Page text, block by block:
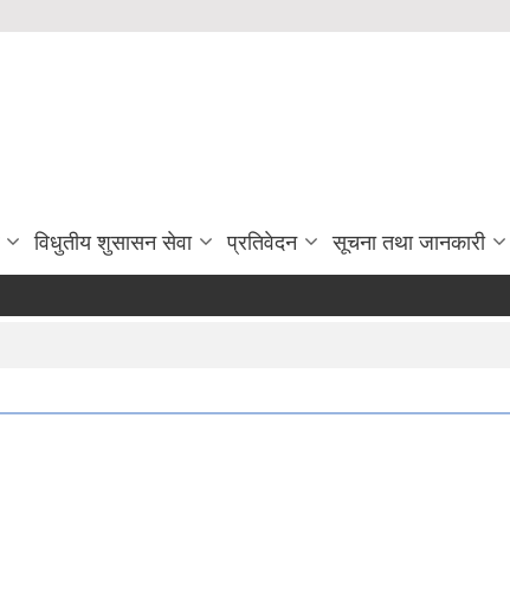
विधुतीय शुसासन सेवा प्रतिवेदन सूचना तथा जानकारी